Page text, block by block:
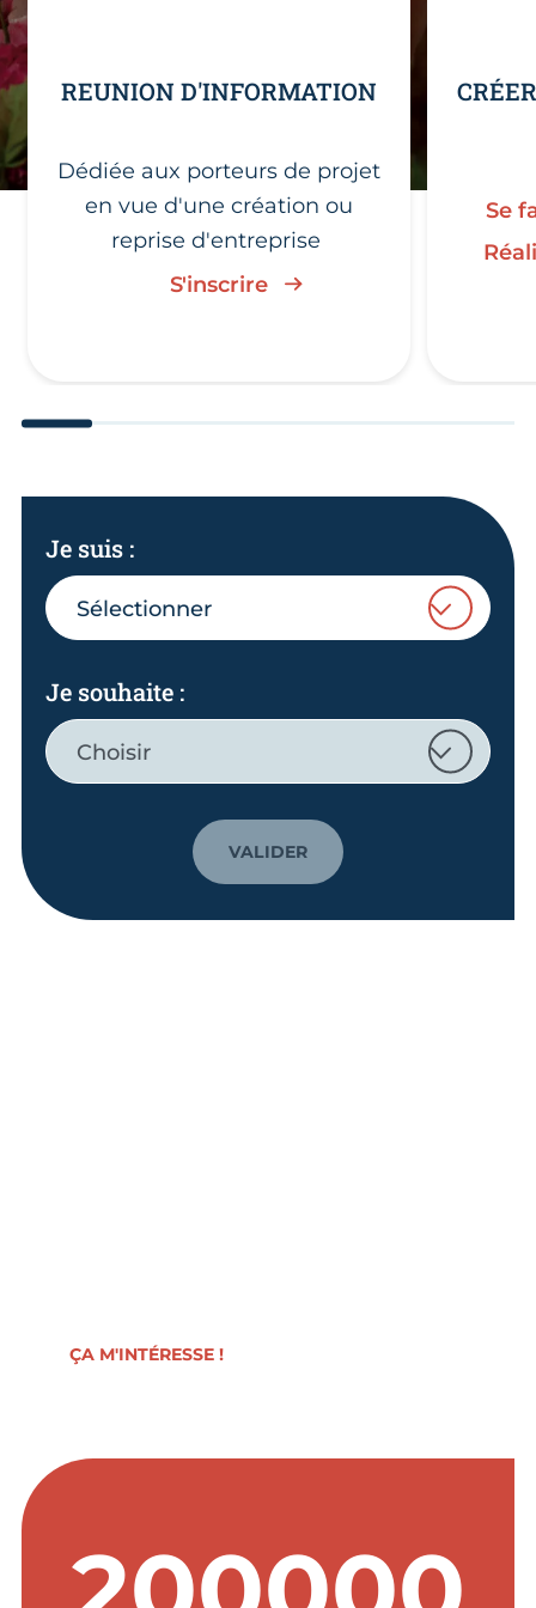
REUNION D'INFORMATION
Dédiée aux porteurs de projet
en vue d'une création ou
reprise d'entreprise
S'inscrire
Se
Je suis :
Sélectionner
Je souhaite :
Choisir
VALIDER
ÇA M'INTÉRESSE !